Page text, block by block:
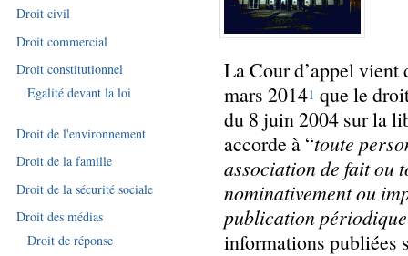
La Cour d’appel vient
mars 20141 que le
du 8 juin 2004 sur la
accorde à “toute
association de fait ou
nominativement ou
publication
informations publiées
Droit civil
Droit commercial
Droit constitutionnel
Egalité devant la loi
Droit de l'environnement
Droit de la famille
Droit de la sécurité sociale
Droit des médias
Droit de réponse